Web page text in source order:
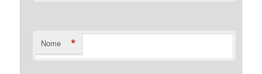
Nome *